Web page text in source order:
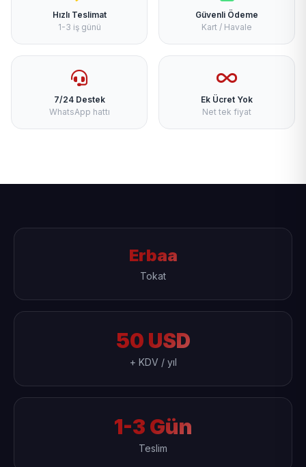
Hızlı Teslimat
1-3 iş günü
Güvenli Ödeme
Kart / Havale
7/24 Destek
WhatsApp hattı
Ek Ücret Yok
Net tek fiyat
Erbaa
Tokat
50 USD
+ KDV / yıl
1-3 Gün
Teslim